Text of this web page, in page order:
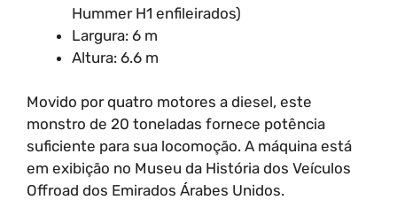
Hummer H1 enfileirados)
Largura: 6 m
Altura: 6.6 m
Movido por quatro motores a diesel, este
monstro de 20 toneladas fornece potência
suficiente para sua locomoção. A máquina está
em exibição no Museu da História dos Veículos
Offroad dos Emirados Árabes Unidos.